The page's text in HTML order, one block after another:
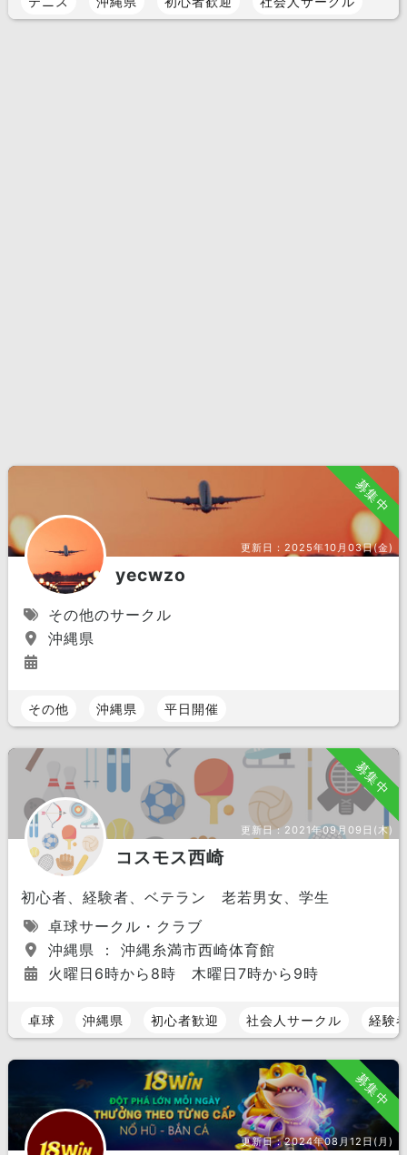
募集中
更新日：2025年10月03日(金)
yecwzo
その他のサークル
沖縄県
その他 沖縄県 平日開催
募集中
更新日： 2021年09月09日(木)
コスモス西崎
初心者、経験者、ベテラン 老若男女、学生
卓球サークル・クラブ
沖縄県 ： 沖縄糸満市西崎体育館
火曜日6時から8時 木曜日7時から9時
卓球 沖縄県 初心者歓迎 社会人サークル 経験
募集中
更新日：2024年08月12日(月)